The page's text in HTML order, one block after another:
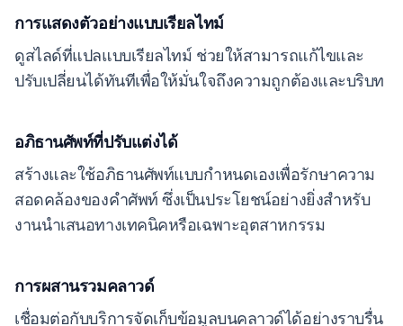
การแสดงตัวอย่างแบบเรียลไทม์
ดูสไลด์ที่แปลแบบเรียลไทม์ ช่วยให้สามารถแก้ไขและ
ปรับเปลี่ยนได้ทันทีเพื่อให้มั่นใจถึงความถูกต้องและบริบท
อภิธานศัพท์ที่ปรับแต่งได้
สร้างและใช้อภิธานศัพท์แบบกำหนดเองเพื่อรักษาความ
สอดคล้องของคำศัพท์ ซึ่งเป็นประโยชน์อย่างยิ่งสำหรับ
งานนำเสนอทางเทคนิคหรือเฉพาะอุตสาหกรรม
การผสานรวมคลาวด์
เชื่อมต่อกับบริการจัดเก็บข้อมูลบนคลาวด์ได้อย่างราบรื่น